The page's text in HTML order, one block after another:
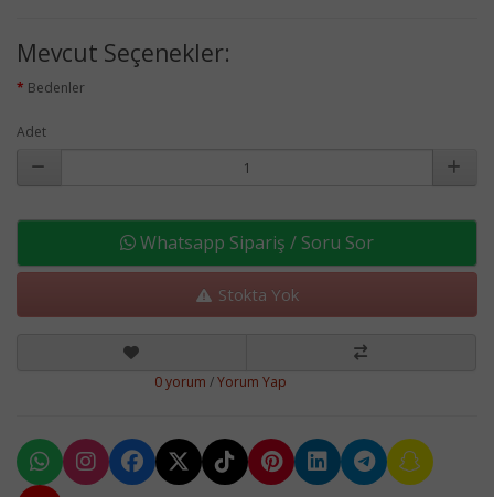
Mevcut Seçenekler:
Bedenler
Adet
Whatsapp Sipariş / Soru Sor
Stokta Yok
0 yorum /Yorum Yap